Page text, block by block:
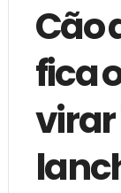
Cão
fica
virar